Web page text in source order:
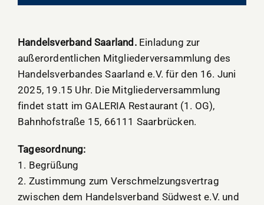
Handelsverband Saarland.Einladung zur
außerordentlichen Mitgliederversammlung des
Handelsverbandes Saarland e.V. für den 16. Juni
2025, 19.15 Uhr. Die Mitgliederversammlung
findet statt im GALERIA Restaurant (1. OG),
Bahnhofstraße 15, 66111 Saarbrücken.
Tagesordnung:
1. Begrüßung
2. Zustimmung zum Verschmelzungsvertrag
zwischen dem Handelsverband Südwest e.V. und